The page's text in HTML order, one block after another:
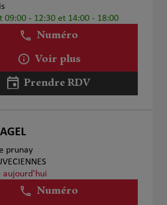
09:00 - 12:30 et 14:00 - 18:00
Numéro
Voir plus
Prendre RDV
prunay
aujourd'hui
Numéro